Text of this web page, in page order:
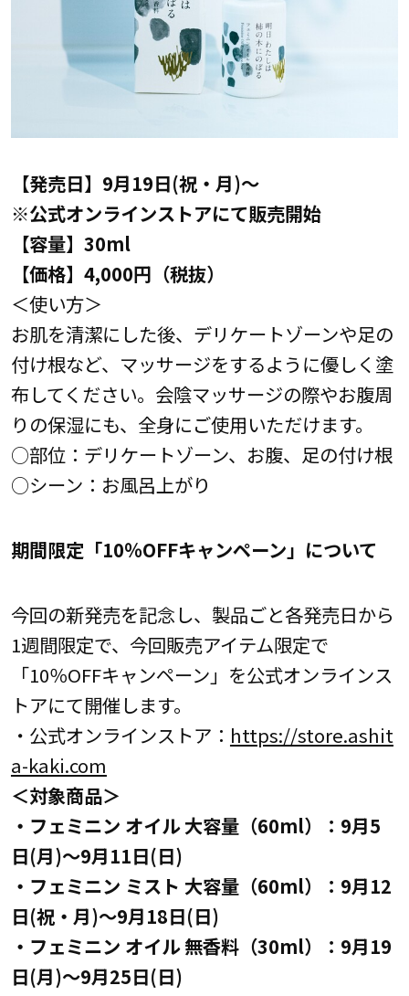
【発売日】9月19日(祝・月)～
※公式オンラインストアにて販売開始
【容量】30ml
【価格】4,000円（税抜）
＜使い方＞
お肌を清潔にした後、デリケートゾーンや足の
付け根など、マッサージをするように優しく塗
布してください。会陰マッサージの際やお腹周
りの保湿にも、全身にご使用いただけます。
○部位：デリケートゾーン、お腹、足の付け根
○シーン：お風呂上がり
期間限定「10％OFFキャンペーン」について
今回の新発売を記念し、製品ごと各発売日から
1週間限定で、今回販売アイテム限定で
「10％OFFキャンペーン」を公式オンラインス
トアにて開催します。
・公式オンラインストア： https://store.ashit
a-kaki.com
＜対象商品＞
・フェミニン オイル 大容量（60ml）：9月5
日(月)～9月11日(日)
・フェミニン ミスト 大容量（60ml）：9月12
日(祝・月)～9月18日(日)
・フェミニン オイル 無香料（30ml）：9月19
日(月)～9月25日(日)